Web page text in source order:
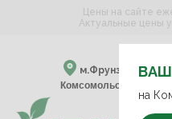
м.Фрунзенская
Комсомольский пр-т, д.
на
Цены на сайте
Актуальные цены